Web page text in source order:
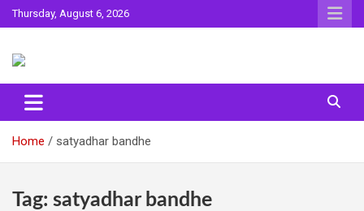
Skip
to
Thursday, August 6, 2026
Surta
Home satyadhar bandhe
Tag: satyadhar bandhe